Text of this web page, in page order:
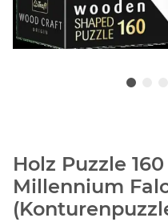
Holz Puzzle
Millennium